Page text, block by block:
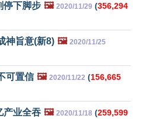
停下脚步 🖼️ 2020/11/29 (356,294
神旨意(新8) 🖼️ 2020/11/25
可置信 🖼️ 2020/11/22 (156,665
产业全吞 🖼️ 2020/11/18 (259,599